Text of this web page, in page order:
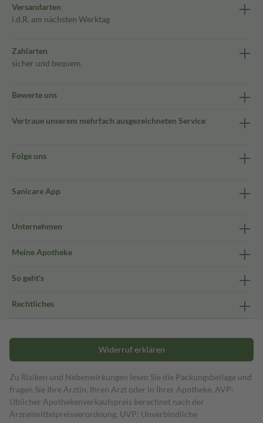
Versandarten
i.d.R. am nächsten Werktag
Zahlarten
sicher und bequem
Bewerte uns
Vertraue unserem mehrfach ausgezeichneten Service
Folge uns
Sanicare App
Unternehmen
Meine Apotheke
So geht's
Rechtliches
Widerruf erklären
Zu Risiken und Nebenwirkungen lesen Sie die Packungsbeilage und
fragen Sie Ihre Ärztin, Ihren Arzt oder in Ihrer Apotheke. AVP:
Üblicher Apothekenverkaufspreis berechnet nach der
Arzneimittelpreisverordnung. UVP: Unverbindliche